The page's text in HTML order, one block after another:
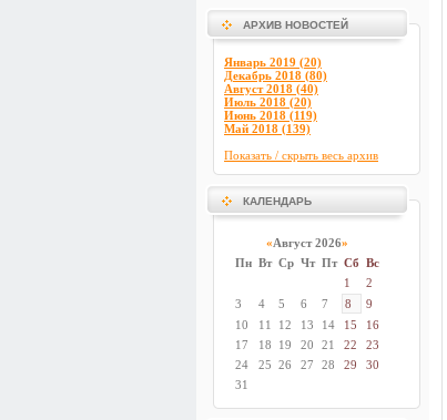
АРХИВ НОВОСТЕЙ
Январь 2019 (20)
Декабрь 2018 (80)
Август 2018 (40)
Июль 2018 (20)
Июнь 2018 (119)
Май 2018 (139)
Показать / скрыть весь архив
КАЛЕНДАРЬ
«Август 2026»
Пн Вт Ср Чт Пт Сб Вс
1
2
3
4 5 6 7 8
9
10
11 12 13 14 15
16
17
18 19 20 21 22
23
24
25 26 27 28 29
30
31